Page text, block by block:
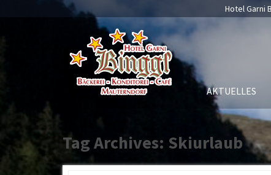
Hotel Garni
AKTUELLES
Tag Archives: Skiurlaub